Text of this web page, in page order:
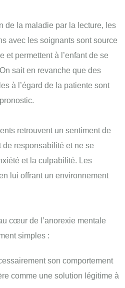
de la maladie par la lecture, les
avec les soignants sont source
et permettent à l’enfant de se
sait en revanche que des
à l’égard de la patiente sont
retrouvent un sentiment de
de responsabilité et ne se
et la culpabilité. Les
lui offrant un environnement
cœur de l’anorexie mentale
simples :
son comportement
comme une solution légitime à